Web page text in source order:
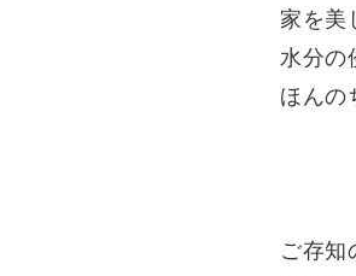
家を美
水分の
ほんの
ご存知